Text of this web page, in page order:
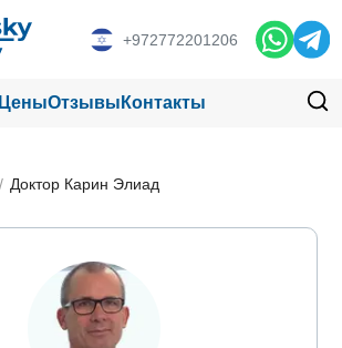
+972772201206
ЦеныОтзывы Контакты
Доктор Карин Элиад